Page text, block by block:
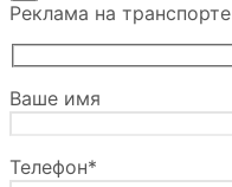
Реклама на транспорте
Ваше имя
Телефон*